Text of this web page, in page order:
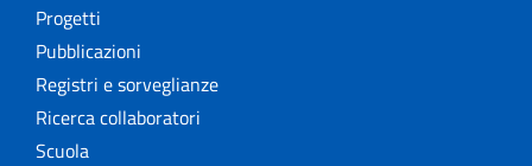
Progetti
Pubblicazioni
Registri e sorveglianze
Ricerca collaboratori
Scuola